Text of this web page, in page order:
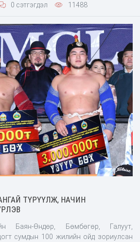
0 сэтгэгдэл 11488
ТҮРҮҮЛЖ, НАЧИН
Баян-Өндөр, Бөмбөгөр, Галуут,
сумдын 100 жилийн ойд зориулсан